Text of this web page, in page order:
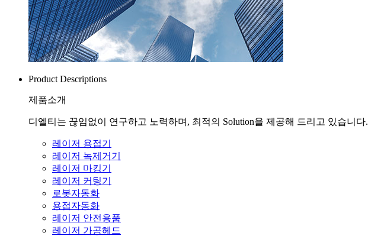
Product Descriptions
제품소개
디엘티는 끊임없이 연구하고 노력하며, 최적의 Solution을 제공해 드리고 있습니다.
레이저 용접기
레이저 녹제거기
레이저 마킹기
레이저 커팅기
로봇자동화
용접자동화
레이저 안전용품
레이저 가공헤드